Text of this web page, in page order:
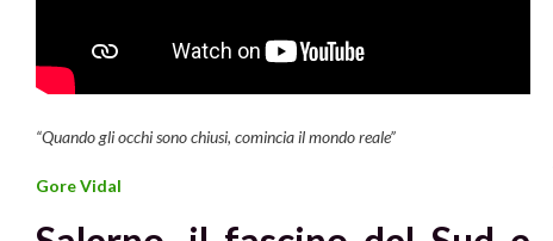
“Quando gliocchisono chiusi, comincia ilmondoreale”
Gore Vidal